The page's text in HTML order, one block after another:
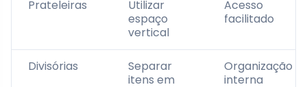
Prateleiras
Utilizar
espaço
vertical
Acesso
facilitado
Divisórias
Separar
itens em
Organização
interna